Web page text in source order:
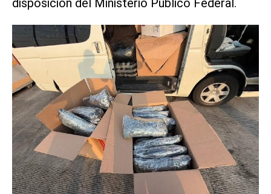
disposición del Ministerio Público Federal.